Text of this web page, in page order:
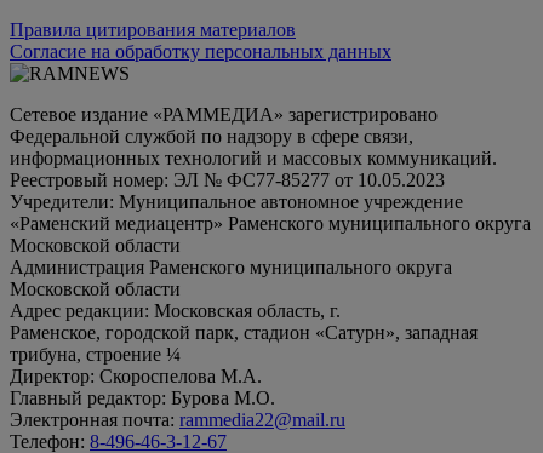
Правила цитирования материалов
Согласие на обработку персональных данных
Сетевое издание «РАММЕДИА» зарегистрировано
Федеральной службой по надзору в сфере связи,
информационных технологий и массовых коммуникаций.
Реестровый номер: ЭЛ № ФС77-85277 от 10.05.2023
Учредители: Муниципальное автономное учреждение
«Раменский медиацентр» Раменского муниципального округа
Московской области
Администрация Раменского муниципального округа
Московской области
Адрес редакции: Московская область, г.
Раменское, городской парк, стадион «Сатурн», западная
трибуна, строение ¼
Директор: Скороспелова М.А.
Главный редактор: Бурова М.О.
Электронная почта: rammedia22@mail.ru
Телефон: 8-496-46-3-12-67